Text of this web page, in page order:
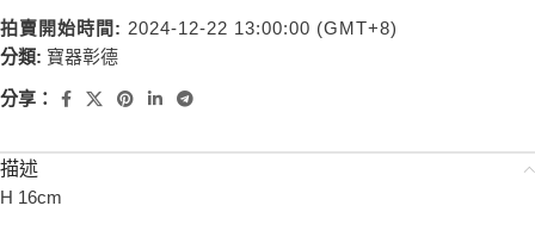
拍賣開始時間: 2024-12-22 13:00:00 (GMT+8)
分類: 寶器彰德
分享：
描述
H 16cm